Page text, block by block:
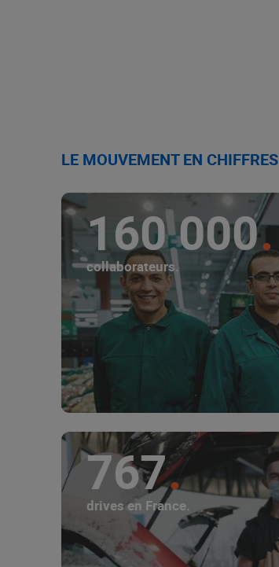
LE MOUVEMENT EN CHIFFRES
160 000
collaborateurs.
767
drives en France.